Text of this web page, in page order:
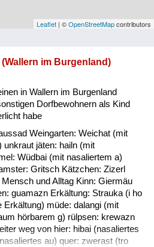
und Landwirtschaft
und Reden
Tier und Alltag
und
Leaflet | ©OpenStreetMapcontributors
im Burgenland)
in Wallern im Burgenland
Dorfbewohnern als Kind
habe
Weingarten: Weichat (mit
jäten: hailn (mit
Wüdbai (mit nasaliertem a)
Gritsch Kätzchen: Zizerl
und Alltag Kinn: Giermäu
guamazn Erkältung: Strauka (i ho
Erkältung) müde: dalangi (mit
hörbarem g) rülpsen: krewazn
weg von hier: hibai (nasaliertes
au) quer: zwerast (tro